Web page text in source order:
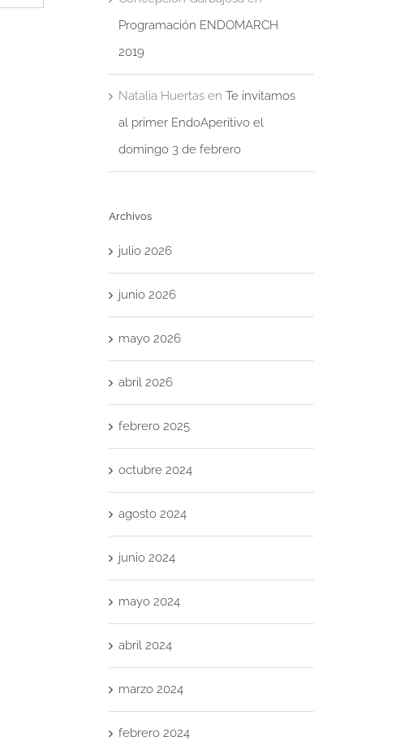
Programación ENDOMARCH
2019
Natalia Huertas en Te invitamos
al primer EndoAperitivo el
domingo 3 de febrero
Archivos
julio 2026
junio 2026
mayo 2026
abril 2026
febrero 2025
octubre 2024
agosto 2024
junio 2024
mayo 2024
abril 2024
marzo 2024
febrero 2024